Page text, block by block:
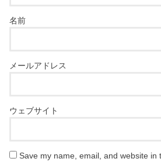
名前
メールアドレス
ウェブサイト
Save my name, email, and website